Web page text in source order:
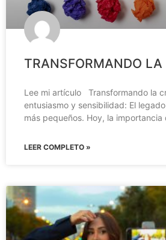
TRANSFORMANDO LA
Lee mi artículo Transformando la
entusiasmo y sensibilidad: El
más pequeños. Hoy, la
LEER COMPLETO »